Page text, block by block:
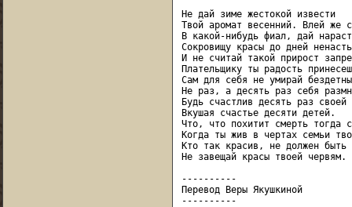
Не дай зиме жестокой извести
Твой аромат весенний. Влей же
В какой-нибудь фиал, дай
Сокровищу красы до дней
И не считай такой прирост
Плательщику ты радость
Сам для себя не умирай
Не раз, а десять раз себя
Будь счастлив десять раз своей
Вкушая счастье десяти детей.
Что, что похитит смерть тогда
Когда ты жив в чертах семьи
Кто так красив, не должен быть
Не завещай красы твоей червям.
----------
Перевод Веры Якушкиной
----------